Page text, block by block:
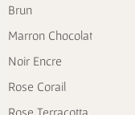
Brun
Marron Chocolat
Noir Encre
Rose Corail
Rose Terracotta